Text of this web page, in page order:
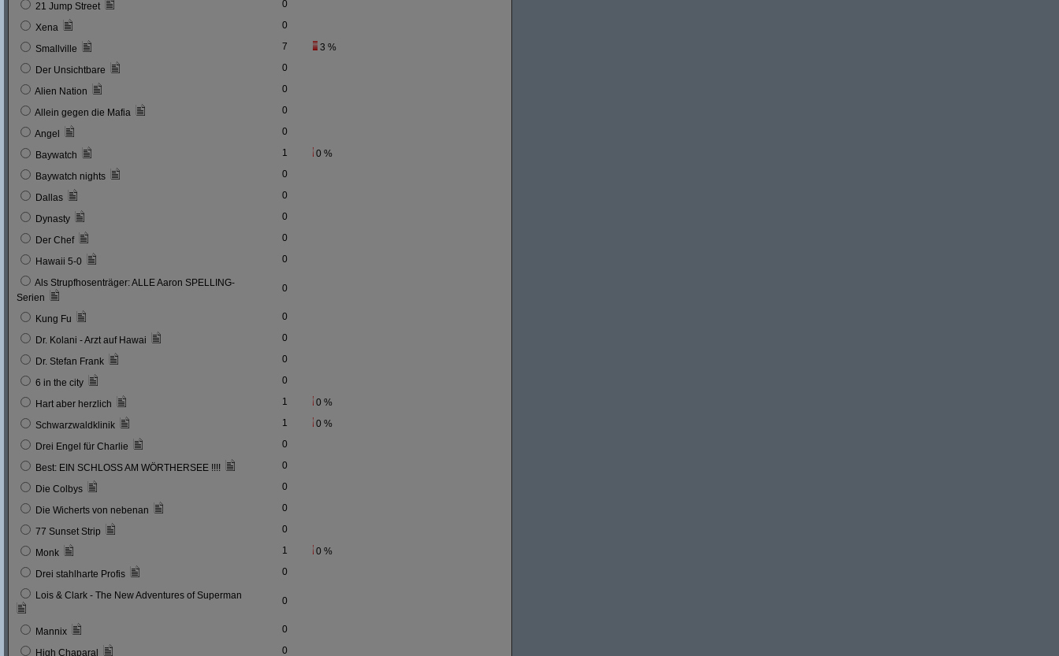
21 Jump Street 0
Xena 0
Smallville 7 3 %
Der Unsichtbare 0
Alien Nation 0
Allein gegen die Mafia 0
Angel 0
Baywatch 1 0 %
Baywatch nights 0
Dallas 0
Dynasty 0
Der Chef 0
Hawaii 5-0 0
Als Strupfhosenträger: ALLE Aaron SPELLING-
Serien
0
Kung Fu 0
Dr. Kolani - Arzt auf Hawai 0
Dr. Stefan Frank 0
6 in the city 0
Hart aber herzlich 1 0 %
Schwarzwaldklinik 1 0 %
Drei Engel für Charlie 0
Best: EIN SCHLOSS AM WÖRTHERSEE !!!! 0
Die Colbys 0
Die Wicherts von nebenan 0
77 Sunset Strip 0
Monk 1 0 %
Drei stahlharte Profis 0
Lois & Clark - The New Adventures of Superman 0
Mannix 0
High Chaparal 0